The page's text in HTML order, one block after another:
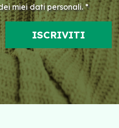
miei dati personali. *